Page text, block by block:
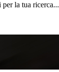
la tua ricerca...